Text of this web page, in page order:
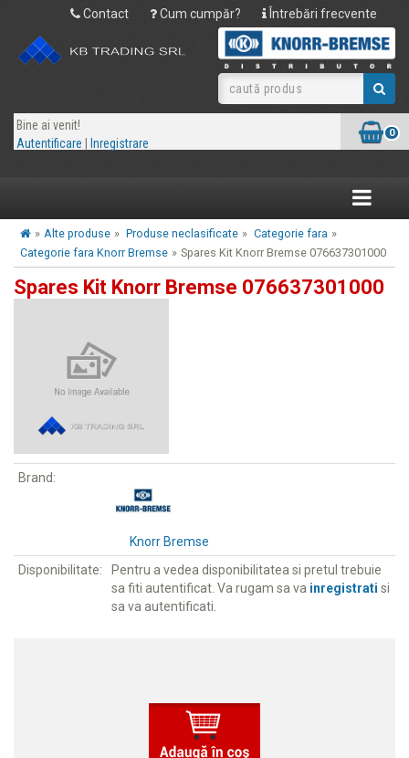
Contact Cum cumpăr? Întrebări frecvente
Bine ai venit!
Autentificare
Inregistrare
0
Toggle
» Alte produse » Produse neclasificate » Categorie fara »
Categorie fara Knorr Bremse » Spares Kit Knorr Bremse 076637301000
Spares Kit Knorr Bremse 076637301000
Brand:
Knorr Bremse
Disponibilitate:
Pentru a vedea disponibilitatea si pretul trebuie
sa fiti autentificat. Va rugam sa va inregistrati si
sa va autentificati.